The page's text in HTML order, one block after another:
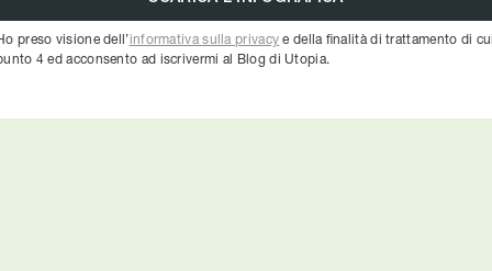
preso visione dell’informativa sulla privacy e della finalità di trattamento di
4 ed acconsento ad iscrivermi al Blog di Utopia.